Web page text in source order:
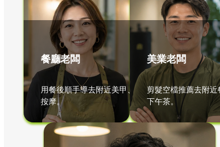
餐廳老闆
用餐後順手導去附近美甲、
按摩。
美業老闆
剪髮空檔推薦去附近
下午茶。